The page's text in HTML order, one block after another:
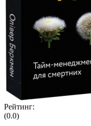
Рейтинг:
(0.0)